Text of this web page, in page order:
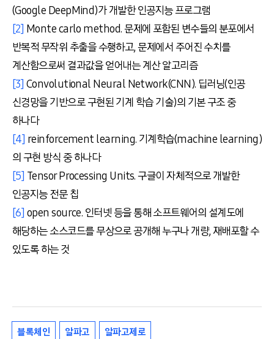
(Google DeepMind)가 개발한 인공지능 프로그램
[2] Monte carlo method. 문제에 포함된 변수들의 분포에서
반복적 무작위 추출을 수행하고, 문제에서 주어진 수치를
계산함으로써 결과값을 얻어내는 계산 알고리즘
[3] Convolutional Neural Network(CNN). 딥러닝(인공
신경망을 기반으로 구현된 기계 학습 기술)의 기본 구조 중
하나다
[4] reinforcement learning. 기계학습(machine learning)
의 구현 방식 중 하나다
[5] Tensor Processing Units. 구글이 자체적으로 개발한
인공지능 전문 칩
[6] open source. 인터넷 등을 통해 소프트웨어의 설계도에
해당하는 소스코드를 무상으로 공개해 누구나 개량, 재배포할 수
있도록 하는 것
블록체인 알파고 알파고제로